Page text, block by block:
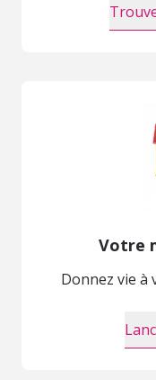
Votre
Donnez vie à